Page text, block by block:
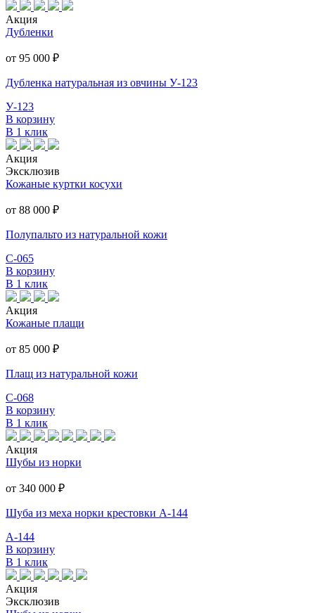
Акция
Дубленки
от 95 000 ₽
Дубленка натуральная из овчины У-123
У-123
В корзину
В 1 клик
Акция
Эксклюзив
Кожаные куртки косухи
от 88 000 ₽
Полупальто из натуральной кожи
С-065
В корзину
В 1 клик
Акция
Кожаные плащи
от 85 000 ₽
Плащ из натуральной кожи
С-068
В корзину
В 1 клик
Акция
Шубы из норки
от 340 000 ₽
Шуба из меха норки крестовки А-144
А-144
В корзину
В 1 клик
Акция
Эксклюзив